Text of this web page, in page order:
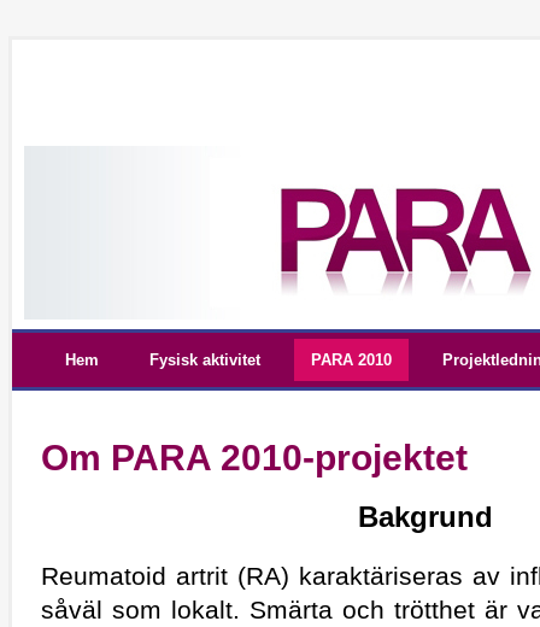
Hem Fysisk aktivitet PARA 2010
Om PARA 2010-projektet
Bakgrund
Reumatoid artrit (RA) karaktäriseras av
såväl som lokalt. Smärta och trötthet är